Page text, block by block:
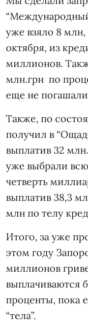
уже взяло 8
октября, из
миллионов.
млн.грн по
еще не
Также, по
получил в
выплатив 32
уже выбрали
четверть
выплатив 38,3
млн по телу
Итого, за уже
этом году
миллионов
выплачиваются
проценты, пока
“тела”.